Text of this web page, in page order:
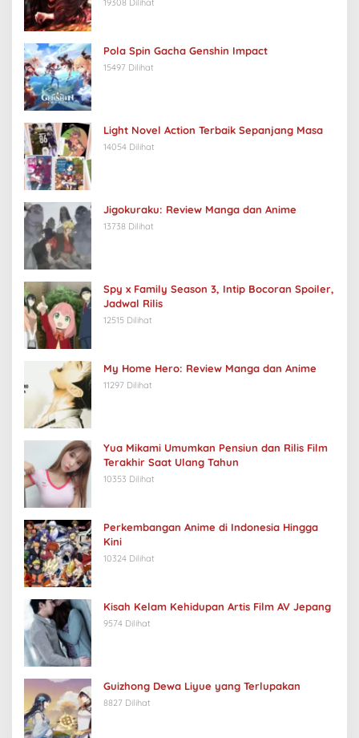
Pola Spin Gacha Genshin Impact
15497 Dilihat
Light Novel Action Terbaik Sepanjang Masa
14054 Dilihat
Jigokuraku: Review Manga dan Anime
13738 Dilihat
Spy x Family Season 3, Intip Bocoran Spoiler,
Jadwal Rilis
12515 Dilihat
My Home Hero: Review Manga dan Anime
11297 Dilihat
Yua Mikami Umumkan Pensiun dan Rilis Film
Terakhir Saat Ulang Tahun
10353 Dilihat
Perkembangan Anime di Indonesia Hingga
Kini
10324 Dilihat
Kisah Kelam Kehidupan Artis Film AV Jepang
9574 Dilihat
Guizhong Dewa Liyue yang Terlupakan
8827 Dilihat